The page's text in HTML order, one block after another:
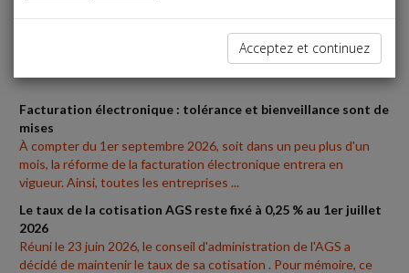
Flashs
Facturation électronique : tolérance et bienveillance sont de
mises
À compter du 1er septembre 2026, soit dans un peu plus d'un
mois, la réforme de la facturation électronique entrera en
vigueur. Ainsi, toutes les entreprises ...
Le taux de la cotisation AGS reste fixé à 0,25 % au 1er juillet
2026
Réuni le 23 juin 2026, le conseil d'administration de l'AGS a
décidé de maintenir le taux de sa cotisation . Pour mémoire, ce
Acceptez et continuez